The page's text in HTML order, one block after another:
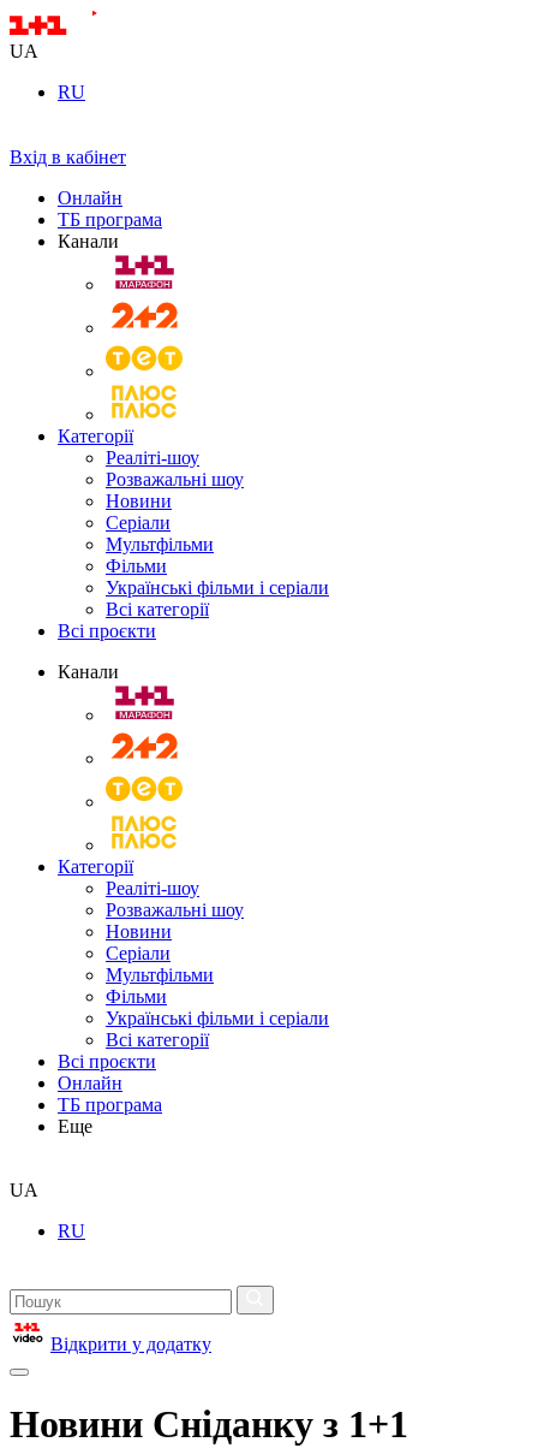
UA
RU
Вхід в кабінет
Онлайн
ТБ програма
Канали
Категорії
Реаліті-шоу
Розважальні шоу
Новини
Серіали
Мультфільми
Фільми
Українські фільми і серіали
Всі категорії
Всі проєкти
Канали
Категорії
Реаліті-шоу
Розважальні шоу
Новини
Серіали
Мультфільми
Фільми
Українські фільми і серіали
Всі категорії
Всі проєкти
Онлайн
ТБ програма
Еще
UA
RU
Відкрити у додатку
Новини Сніданку з 1+1